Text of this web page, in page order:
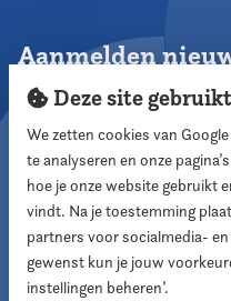
Aanmelden
Aanmelden
Volg ons
Deze site
We zetten cookies van
te analyseren en onze
hoe je onze website gebruikt
vindt. Na je toestemming
partners voor socialmedia-
gewenst kun je jouw
instellingen beheren’.